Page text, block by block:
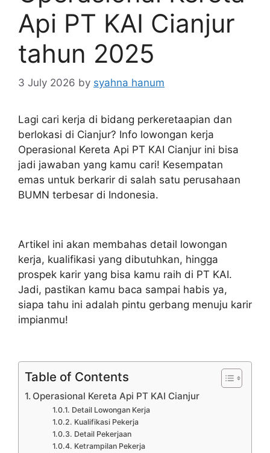
Api PT KAI Cianjur
tahun 2025
3 July 2026 by syahna hanum
Lagi cari kerja di bidang perkeretaapian dan
berlokasi di Cianjur? Info lowongan kerja
Operasional Kereta Api PT KAI Cianjur ini bisa
jadi jawaban yang kamu cari! Kesempatan
emas untuk berkarir di salah satu perusahaan
BUMN terbesar di Indonesia.
Artikel ini akan membahas detail lowongan
kerja, kualifikasi yang dibutuhkan, hingga
prospek karir yang bisa kamu raih di PT KAI.
Jadi, pastikan kamu baca sampai habis ya,
siapa tahu ini adalah pintu gerbang menuju karir
impianmu!
Table of Contents
Operasional Kereta Api PT KAI Cianjur
Detail Lowongan Kerja
Kualifikasi Pekerja
Detail Pekerjaan
Ketrampilan Pekerja